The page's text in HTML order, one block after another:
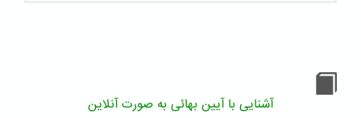
آشنایی با آیین بهائی به صورت آنلاین